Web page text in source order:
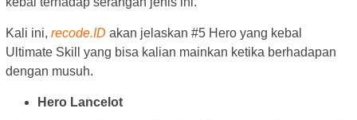
Kali ini, recode.ID akan jelaskan #5 Hero yang kebal
Ultimate Skill yang bisa kalian mainkan ketika berhadapan
dengan musuh.
Hero Lancelot